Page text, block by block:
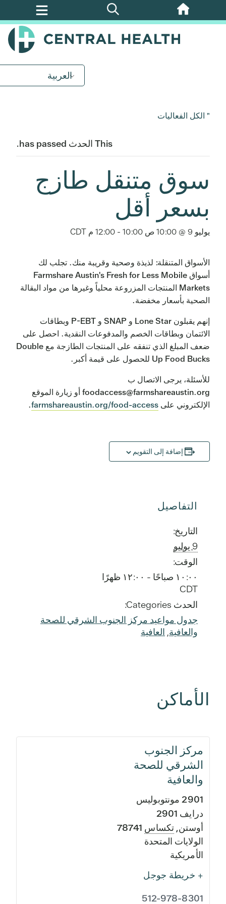
تخطي
العربية
" الكل الفعاليات
This الحدث has passed.
سوق متنقل طازج
بسعر أقل
يوليو 9 @ 10:00 ص 10:00 - 12:00 م CDT
الأسواق المتنقلة: لذيذة وصحية وقريبة منك. تجلب لك
أسواق Farmshare Austin's Fresh for Less Mobile
Markets المنتجات المزروعة محلياً وغيرها من مواد البقالة
الصحية بأسعار مخفضة.
إنهم يقبلون Lone Star و SNAP و P-EBT وبطاقات
الائتمان وبطاقات الخصم والمدفوعات النقدية. احصل على
ضعف المبلغ الذي تنفقه على المنتجات الطازجة مع Double
Up Food Bucks للحصول على قيمة أكبر.
للأسئلة، يرجى الاتصال ب
foodaccess@farmshareaustin.org أو زيارة الموقع
الإلكتروني على farmshareaustin.org/food-access
.
إضافة إلى التقويم
التفاصيل
التاريخ:
9 يوليو
الوقت:
١٠:٠٠ صباحًا - ١٢:٠٠ ظهرًا
CDT
الحدث Categories:
جدول مواعيد مركز الجنوب الشرقي للصحة
والعافية, العافية
الأماكن
مركز الجنوب
الشرقي للصحة
والعافية
2901 مونتوبوليس
درايف 2901
أوستن, تكساس 78741
الولايات المتحدة
الأمريكية
+ خريطة جوجل
512-978-8301